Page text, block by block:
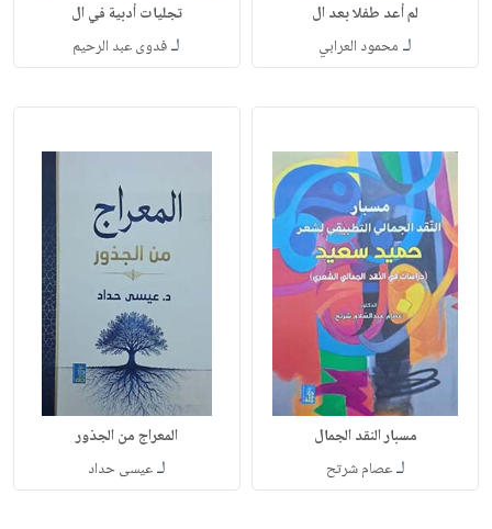
لم أعد طفلا بعد ال
لـ محمود العرابي
تجليات أدبية في ال
لـفدوى عبد الرحيم
مسبار النقد الجمال
لـعصام شرتح
المعراج من الجذور
لـعيسى حداد